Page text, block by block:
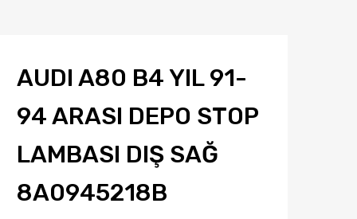
AUDI A80 B4 YIL 91-
94 ARASI DEPO STOP
LAMBASI DIŞ SAĞ
8A0945218B